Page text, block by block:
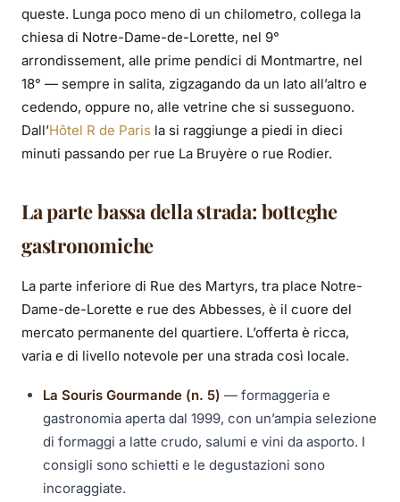
queste. Lunga poco meno di un chilometro, collega la
chiesa di Notre-Dame-de-Lorette, nel 9°
arrondissement, alle prime pendici di Montmartre, nel
18° — sempre in salita, zigzagando da un lato all’altro e
cedendo, oppure no, alle vetrine che si susseguono.
Dall’Hôtel R de Paris la si raggiunge a piedi in dieci
minuti passando per rue La Bruyère o rue Rodier.
La parte bassa della strada: botteghe
gastronomiche
La parte inferiore di Rue des Martyrs, tra place Notre-
Dame-de-Lorette e rue des Abbesses, è il cuore del
mercato permanente del quartiere. L’offerta è ricca,
varia e di livello notevole per una strada così locale.
La Souris Gourmande (n. 5) — formaggeria e
gastronomia aperta dal 1999, con un’ampia selezione
di formaggi a latte crudo, salumi e vini da asporto. I
consigli sono schietti e le degustazioni sono
incoraggiate.